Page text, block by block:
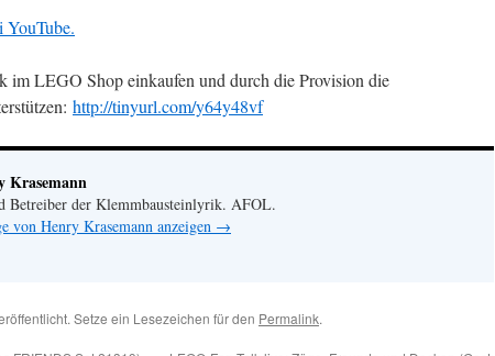
im LEGO Shop einkaufen und durch die Provision die
http://tinyurl.com/y64y48vf
Krasemann
Betreiber der Klemmbausteinlyrik. AFOL.
von Henry Krasemann anzeigen →
Setze ein Lesezeichen für den Permalink.